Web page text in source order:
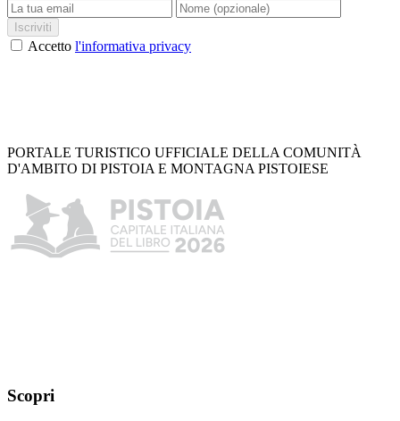
Iscriviti
Accetto l'informativa privacy
PORTALE TURISTICO UFFICIALE DELLA COMUNITÀ
D'AMBITO DI PISTOIA E MONTAGNA PISTOIESE
Scopri